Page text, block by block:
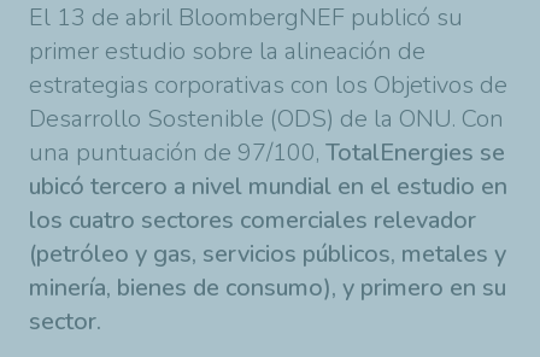
El 13 de abril BloombergNEF publicó su
primer estudio sobre la alineación de
estrategias corporativas con los Objetivos de
Desarrollo Sostenible (ODS) de la ONU. Con
una puntuación de 97/100, TotalEnergies se
ubicó tercero a nivel mundial en el estudio en
los cuatro sectores comerciales relevador
(petróleo y gas, servicios públicos, metales y
minería, bienes de consumo), y primero en su
sector.